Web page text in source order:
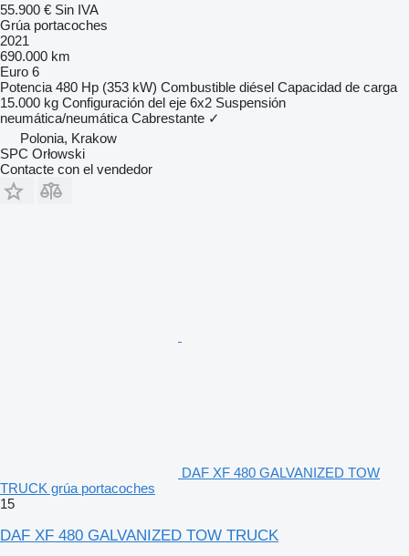
55.900 € Sin IVA
Grúa portacoches
2021
690.000 km
Euro 6
Potencia 480 Hp (353 kW) Combustible diésel Capacidad de carga
15.000 kg Configuración del eje 6x2 Suspensión
neumática/neumática Cabrestante ✓
Polonia, Krakow
SPC Orłowski
Contacte con el vendedor
DAF XF 480 GALVANIZED TOW
TRUCK grúa portacoches
15
DAF XF 480 GALVANIZED TOW TRUCK